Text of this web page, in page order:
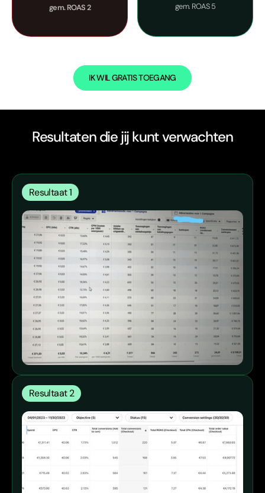
gem. ROAS 2 gem. ROAS 5
IK WIL GRATIS TOEGANG
Resultaten die jij kunt verwachten
Resultaat 1
Resultaat 2